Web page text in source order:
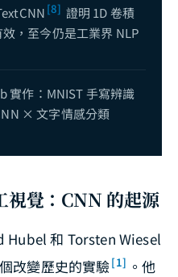
[8] 證明 1D 卷積
，至今仍是工業界 NLP
實作：MNIST 手寫辨識
× 文字情感分類
視覺：CNN 的起源
Hubel 和 Torsten Wiesel
改變歷史的實驗[1] 。他